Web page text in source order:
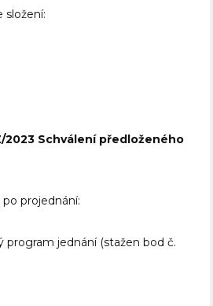
složení:
2023 Schválení předloženého
projednání:
program jednání (stažen bod č.